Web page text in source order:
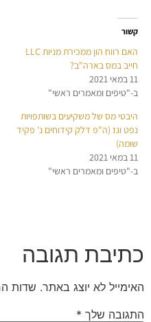
קשור
האם רווח הון ממכירת מניות LLC
חייב במס בארה"ב?
11 במאי 2021
ב-"טיפים ומאמרים ראשי"
היבטי מס של משקיעים בשותפויות
נפט וגז (ה"פ דלק קידוחים נ' פקיד
שומה)
11 במאי 2021
ב-"טיפים ומאמרים ראשי"
כתיבת תגובה
האימייל לא יוצג באתר. שדות
התגובה שלך *